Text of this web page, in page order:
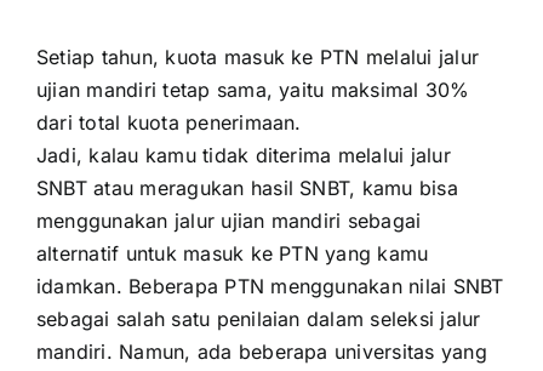
Setiap tahun, kuota masuk ke PTN melalui jalur
ujian mandiri tetap sama, yaitu maksimal 30%
dari total kuota penerimaan.
Jadi, kalau kamu tidak diterima melalui jalur
SNBT atau meragukan hasil SNBT, kamu bisa
menggunakan jalur ujian mandiri sebagai
alternatif untuk masuk ke PTN yang kamu
idamkan. Beberapa PTN menggunakan nilai SNBT
sebagai salah satu penilaian dalam seleksi jalur
mandiri. Namun, ada beberapa universitas yang